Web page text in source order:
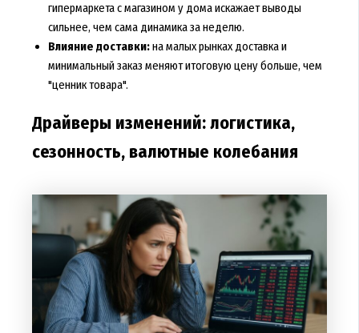
гипермаркета с магазином у дома искажает выводы
сильнее, чем сама динамика за неделю.
Влияние доставки:на малых рынках доставка и
минимальный заказ меняют итоговую цену больше, чем
"ценник товара".
Драйверы изменений: логистика,
сезонность, валютные колебания